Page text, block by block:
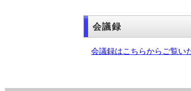
会議録
会議録はこちらからご覧い